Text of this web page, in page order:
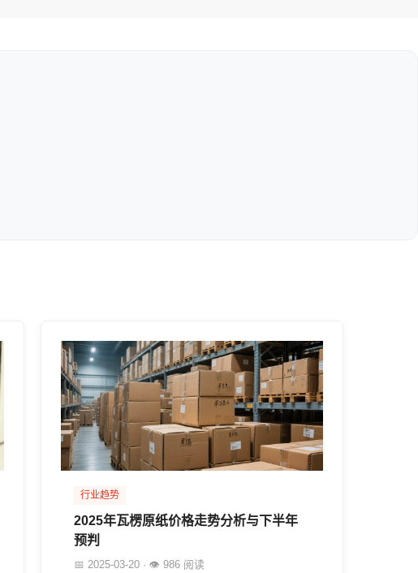
行业趋势
2025年瓦楞原纸价格走势分析与下半年
预判
📅 2025-03-20 · 👁 986 阅读